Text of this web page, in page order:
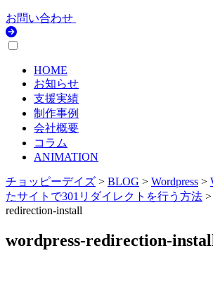
お問い合わせ
HOME
お知らせ
支援実績
制作事例
会社概要
コラム
ANIMATION
チョッピーデイズ > BLOG > Wordpress >
たサイトで301リダイレクトを行う方法 >
redirection-install
wordpress-redirection-